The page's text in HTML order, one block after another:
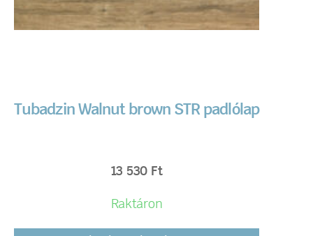
Tubadzin Walnut brown STR padlólap
13 530 Ft
Raktáron